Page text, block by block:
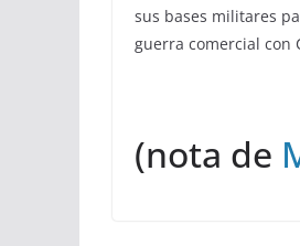
sus bases militares
guerra comercial con
(nota de